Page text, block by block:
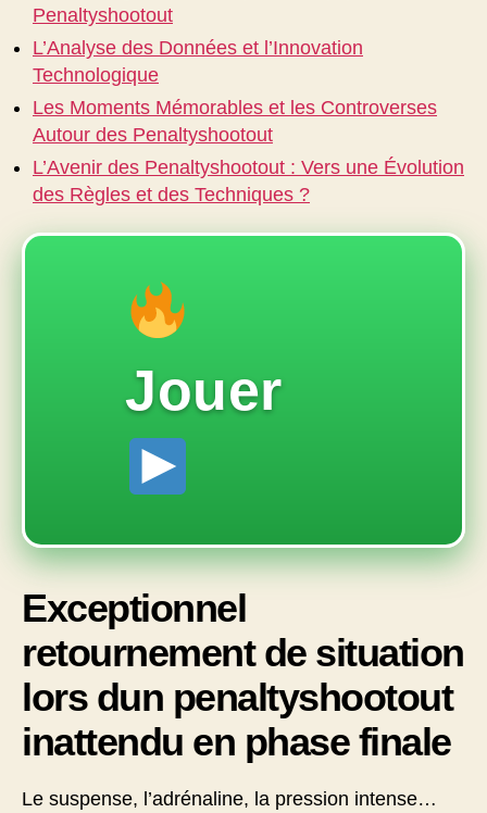
Penaltyshootout
L’Analyse des Données et l’Innovation
Technologique
Les Moments Mémorables et les Controverses
Autour des Penaltyshootout
L’Avenir des Penaltyshootout : Vers une Évolution
des Règles et des Techniques ?
Jouer
Exceptionnel
retournement de situation
lors dun penaltyshootout
inattendu en phase finale
Le suspense, l’adrénaline, la pression intense…